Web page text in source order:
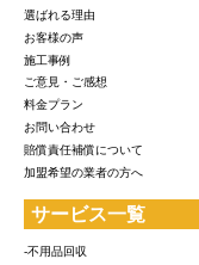
選ばれる理由
お客様の声
施工事例
ご意見・ご感想
料金プラン
お問い合わせ
賠償責任補償について
加盟希望の業者の方へ
サービス一覧
-不用品回収